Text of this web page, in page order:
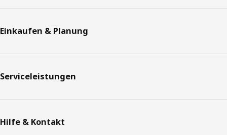
Einkaufen & Planung
Serviceleistungen
Hilfe & Kontakt